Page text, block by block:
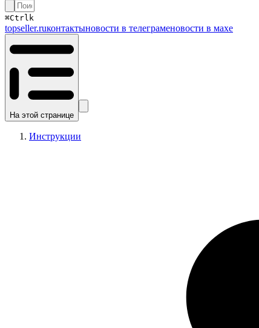
⌘Ctrl k
topseller.ruконтактыновости в телеграменовости в махе
На этой странице
Инструкции